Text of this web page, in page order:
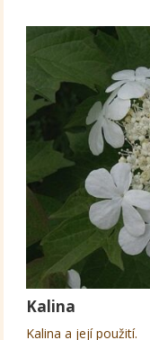
Kalina
Kalina a její použití.